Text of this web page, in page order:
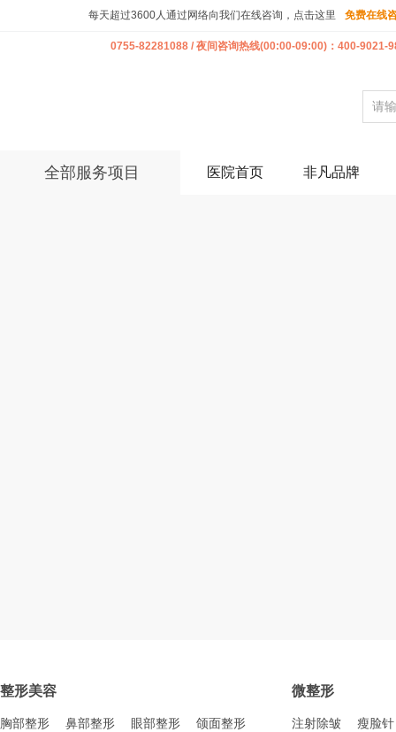
每天超过3600人通过网络向我们在线咨询，点击这里 免费在线
0755-82281088 / 夜间咨询热线(00:00-09:00)：400-9021-
全部服务项目 医院首页 非凡品牌
整形美容
胸部整形 鼻部整形 眼部整形 颌面整形
微整形
注射除皱 瘦脸针